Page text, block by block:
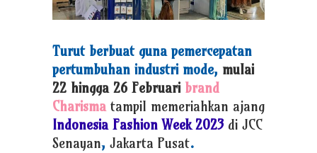
Turut berbuat guna pemercepatan
pertumbuhan industri mode, mulai
22 hingga 26 Februari brand
Charisma tampil memeriahkan ajang
Indonesia Fashion Week 2023 di JCC
Senayan, Jakarta Pusat.